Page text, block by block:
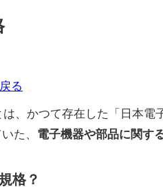
る
、かつて存在した「日本電
た、 電子機器や部品に関す
格？